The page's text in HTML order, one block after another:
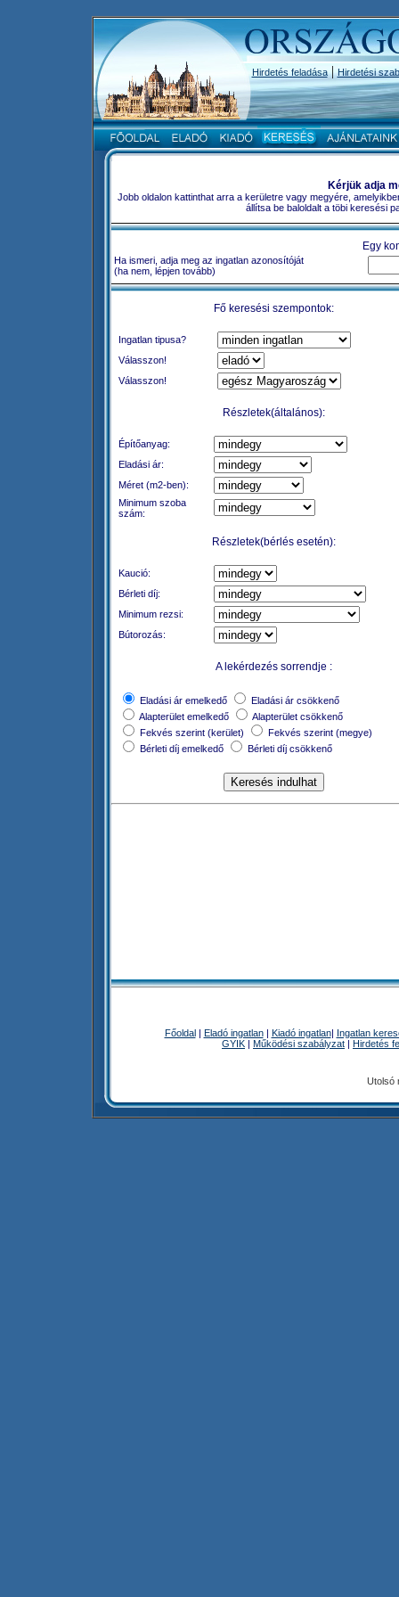
Hirdetés feladása|Hirdetési
Kérjük adja
Jobb oldalon kattinthat arra a kerületre vagy megyére,
állítsa be baloldalt a töbi keresési
Egy
Ha ismeri, adja meg az ingatlan azonosítóját
(ha nem, lépjen tovább)
Fő keresési szempontok:
Ingatlan tipusa?
Válasszon!
Válasszon!
Részletek(általános):
Építőanyag:
Eladási ár:
Méret (m2-ben):
Minimum szoba
szám:
Részletek(bérlés esetén):
Kaució:
Bérleti díj:
Minimum rezsi:
Bútorozás:
A lekérdezés sorrendje :
Eladási ár emelkedő
Eladási ár csökkenő
Alapterület emelkedő
Alapterület csökkenő
Fekvés szerint (kerület)
Fekvés szerint (megye)
Bérleti díj emelkedő
Bérleti díj csökkenő
Főoldal| Eladó ingatlan| Kiadó ingatlan| Ingatlan
GYIK | Működési szabályzat | Hirdetés
Utolsó